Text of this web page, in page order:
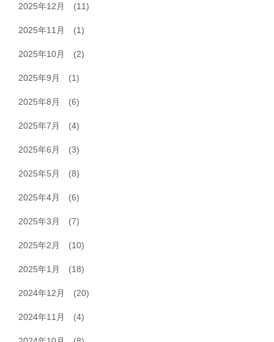
2025年12月 (11)
2025年11月 (1)
2025年10月 (2)
2025年9月 (1)
2025年8月 (6)
2025年7月 (4)
2025年6月 (3)
2025年5月 (8)
2025年4月 (6)
2025年3月 (7)
2025年2月 (10)
2025年1月 (18)
2024年12月 (20)
2024年11月 (4)